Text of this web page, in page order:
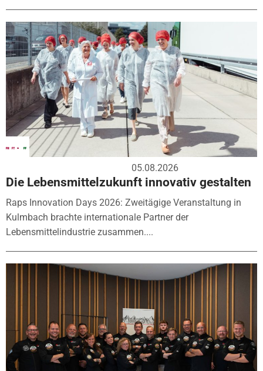
05.08.2026
Die Lebensmittelzukunft innovativ gestalten
Raps Innovation Days 2026: Zweitägige Veranstaltung in
Kulmbach brachte internationale Partner der
Lebensmittelindustrie zusammen....